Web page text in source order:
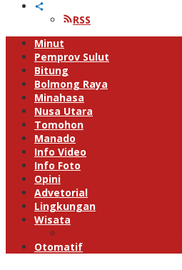
RSS
Minut
Pemprov Sulut
Bitung
Bolmong Raya
Minahasa
Nusa Utara
Tomohon
Manado
Info Video
Info Foto
Opini
Advetorial
Lingkungan
Wisata
Otomatif